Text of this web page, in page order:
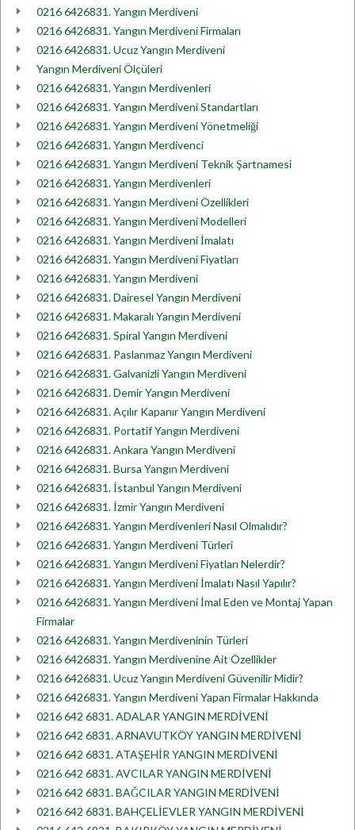
0216 6426831. Yangın Merdiveni
0216 6426831. Yangın Merdiveni Firmaları
0216 6426831. Ucuz Yangın Merdiveni
Yangın Merdiveni Ölçüleri
0216 6426831. Yangın Merdivenleri
0216 6426831. Yangın Merdiveni Standartları
0216 6426831. Yangın Merdiveni Yönetmeliği
0216 6426831. Yangın Merdivenci
0216 6426831. Yangın Merdiveni Teknik Şartnamesi
0216 6426831. Yangın Merdivenleri
0216 6426831. Yangın Merdiveni Özellikleri
0216 6426831. Yangın Merdiveni Modelleri
0216 6426831. Yangın Merdiveni İmalatı
0216 6426831. Yangın Merdiveni Fiyatları
0216 6426831. Yangın Merdiveni
0216 6426831. Dairesel Yangın Merdiveni
0216 6426831. Makaralı Yangın Merdiveni
0216 6426831. Spiral Yangın Merdiveni
0216 6426831. Paslanmaz Yangın Merdiveni
0216 6426831. Galvanizli Yangın Merdiveni
0216 6426831. Demir Yangın Merdiveni
0216 6426831. Açılır Kapanır Yangın Merdiveni
0216 6426831. Portatif Yangın Merdiveni
0216 6426831. Ankara Yangın Merdiveni
0216 6426831. Bursa Yangın Merdiveni
0216 6426831. İstanbul Yangın Merdiveni
0216 6426831. İzmir Yangın Merdiveni
0216 6426831. Yangın Merdivenleri Nasıl Olmalıdır?
0216 6426831. Yangın Merdiveni Türleri
0216 6426831. Yangın Merdiveni Fiyatları Nelerdir?
0216 6426831. Yangın Merdiveni İmalatı Nasıl Yapılır?
0216 6426831. Yangın Merdiveni İmal Eden ve Montaj Yapan
Firmalar
0216 6426831. Yangın Merdiveninin Türleri
0216 6426831. Yangın Merdivenine Ait Özellikler
0216 6426831. Ucuz Yangın Merdiveni Güvenilir Midir?
0216 6426831. Yangın Merdiveni Yapan Firmalar Hakkında
0216 642 6831. ADALAR YANGIN MERDİVENİ
0216 642 6831. ARNAVUTKÖY YANGIN MERDİVENİ
0216 642 6831. ATAŞEHİR YANGIN MERDİVENİ
0216 642 6831. AVCILAR YANGIN MERDİVENİ
0216 642 6831. BAĞCILAR YANGIN MERDİVENİ
0216 642 6831. BAHÇELİEVLER YANGIN MERDİVENİ